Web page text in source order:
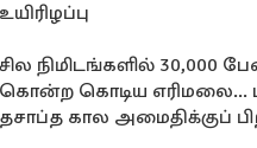
உயிரிழப்பு
சில நிமிடங்களில் 30,000
கொன்ற கொடிய எரிமலை...
தசாப்த கால அமைதிக்குப்